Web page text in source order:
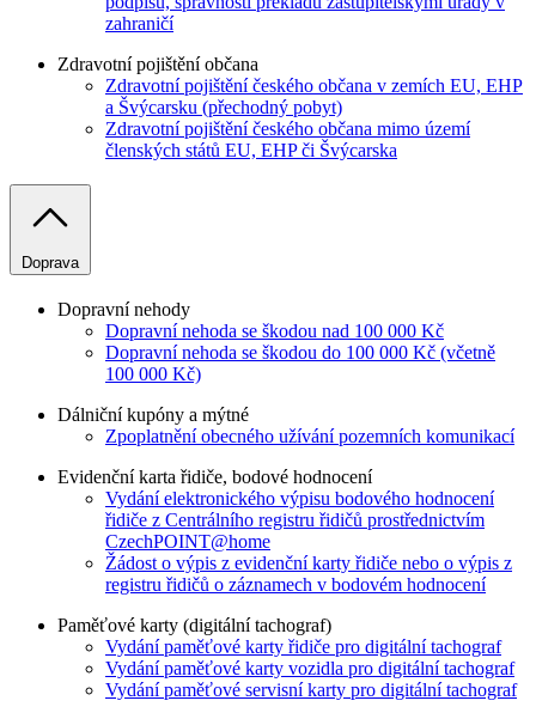
zahraničí
Zdravotní pojištění občana
Zdravotní pojištění českého občana v zemích EU, EHP
a Švýcarsku (přechodný pobyt)
Zdravotní pojištění českého občana mimo území
členských států EU, EHP či Švýcarska
Doprava
Dopravní nehody
Dopravní nehoda se škodou nad 100 000 Kč
Dopravní nehoda se škodou do 100 000 Kč (včetně
100 000 Kč)
Dálniční kupóny a mýtné
Zpoplatnění obecného užívání pozemních komunikací
Evidenční karta řidiče, bodové hodnocení
Vydání elektronického výpisu bodového hodnocení
řidiče z Centrálního registru řidičů prostřednictvím
CzechPOINT@home
Žádost o výpis z evidenční karty řidiče nebo o výpis z
registru řidičů o záznamech v bodovém hodnocení
Paměťové karty (digitální tachograf)
Vydání paměťové karty řidiče pro digitální tachograf
Vydání paměťové karty vozidla pro digitální tachograf
Vydání paměťové servisní karty pro digitální tachograf